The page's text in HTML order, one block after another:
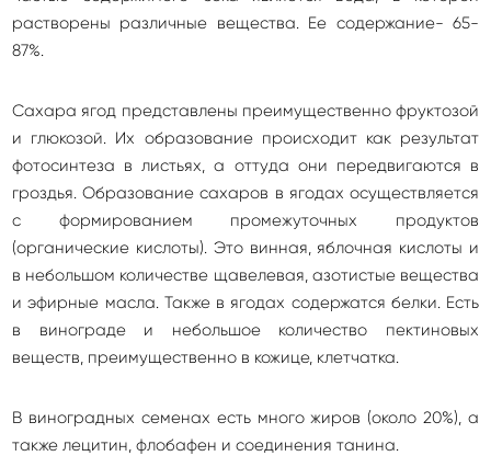
растворены различные вещества. Ее содержание- 65-
87%.
Сахара ягод представлены преимущественно фруктозой
и глюкозой. Их образование происходит как результат
фотосинтеза в листьях, а оттуда они передвигаются в
гроздья. Образование сахаров в ягодах осуществляется
с формированием промежуточных продуктов
(органические кислоты). Это винная, яблочная кислоты и
в небольшом количестве щавелевая, азотистые вещества
и эфирные масла. Также в ягодах содержатся белки. Есть
в винограде и небольшое количество пектиновых
веществ, преимущественно в кожице, клетчатка.
В виноградных семенах есть много жиров (около 20%), а
также лецитин, флобафен и соединения танина.